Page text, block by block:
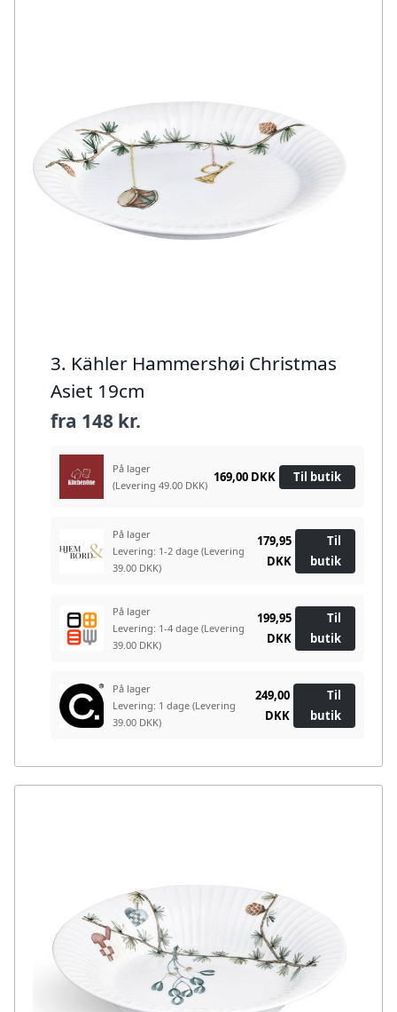
3. Kähler Hammershøi Christmas
Asiet 19cm
fra 148 kr.
På lager
(Levering 49.00 DKK)
169,00 DKK Til butik
På lager
Levering: 1-2 dage (Levering
39.00 DKK)
179,95
DKK
Til
butik
På lager
Levering: 1-4 dage (Levering
39.00 DKK)
199,95
DKK
Til
butik
På lager
Levering: 1 dage (Levering
39.00 DKK)
249,00
DKK
Til
butik